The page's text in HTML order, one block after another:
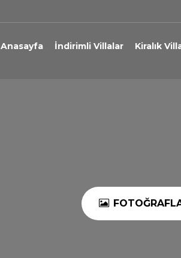
Anasayfa İndirimli Villalar Kiralık